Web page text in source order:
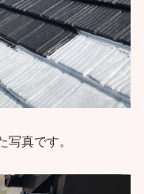
真です。